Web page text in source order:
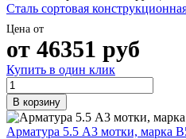
Сталь сортовая
Цена от
от 46351 руб
Купить в один клик
В корзину
Арматура 5.5 А3 мотки, марка